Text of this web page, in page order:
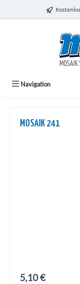
Zum Hauptinhalt springen
Navigation
MOSAIK 241
Bildergalerie
5,10 €